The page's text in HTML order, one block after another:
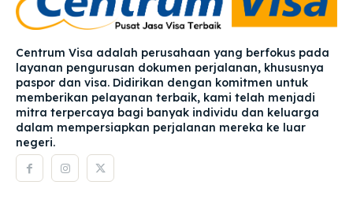
Centrum Visa adalah perusahaan yang berfokus pada
layanan pengurusan dokumen perjalanan, khususnya
paspor dan visa. Didirikan dengan komitmen untuk
memberikan pelayanan terbaik, kami telah menjadi
mitra terpercaya bagi banyak individu dan keluarga
dalam mempersiapkan perjalanan mereka ke luar
negeri.